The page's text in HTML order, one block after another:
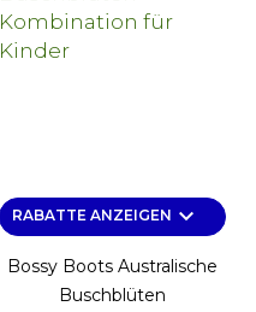
RABATTE ANZEIGEN keyboard_arrow_down
Bossy Boots Australische
Buschblüten